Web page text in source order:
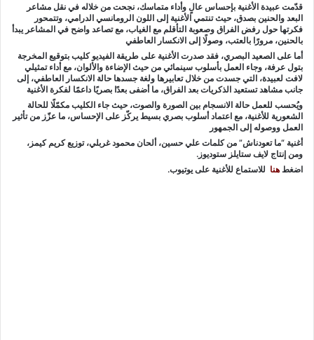
قدّمت عبيدة الأغنية بإحساس عالٍ وأداء متماسك، نجحت من خلاله في نقل مشاعر
البعد والحنين بصدق، حيث تنتمي الأغنية إلى اللون الرومانسي الدرامي، وتتمحور
فكرتها حول رفض الفراق وصعوبة التأقلم مع الغياب، مع تصاعد واضح في المشاعر يبدأ
بالحنين، مرورًا بالعتب، وصولًا إلى الانكسار العاطفي
أما على الصعيد البصري، فقد صدرت الأغنية على طريقة الفيديو كليب بتوقيع المخرجة
بتول عرفة، وجاء العمل بأسلوب سينمائي من حيث الإضاءة والألوان، مع أداء تمثيلي
لافت لعبيدة، التي جسدت من خلال تعابيرها ولغة جسدها حالة الانكسار العاطفي، إلى
جانب مشاهد تستعيد الذكريات بعد الفراق، ما أضفى بعدًا بصريًا داعمًا لفكرة الأغنية
ويُحسب للعمل حالة الانسجام بين الصورة والصوت، حيث جاء الكليب مكمّلًا للحالة
الشعورية للأغنية، مع اعتماد أسلوب بصري بسيط يركّز على الإحساس، ما عزّز من تأثير
العمل ووصوله إلى الجمهور
أغنية “ما تعودناش” من كلمات علي حسين، ألحان محمود غربلي، توزيع كريم كيمز،
ومن إنتاج لايف ستايلز ستوديوز.
اضغط هنا للاستماع للأغنية على يوتيوب.